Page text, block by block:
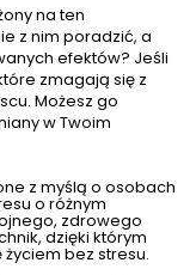
na ten
z nim poradzić, a
efektów? Jeśli
zmagają się z
Możesz go
w Twoim
z myślą o osobach
o różnym
zdrowego
dzięki którym
życiem bez stresu.